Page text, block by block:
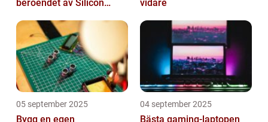
beroendet av Silicon
vidare
05 september 2025
Bygg en egen
04 september 2025
Bästa gaming-laptopen